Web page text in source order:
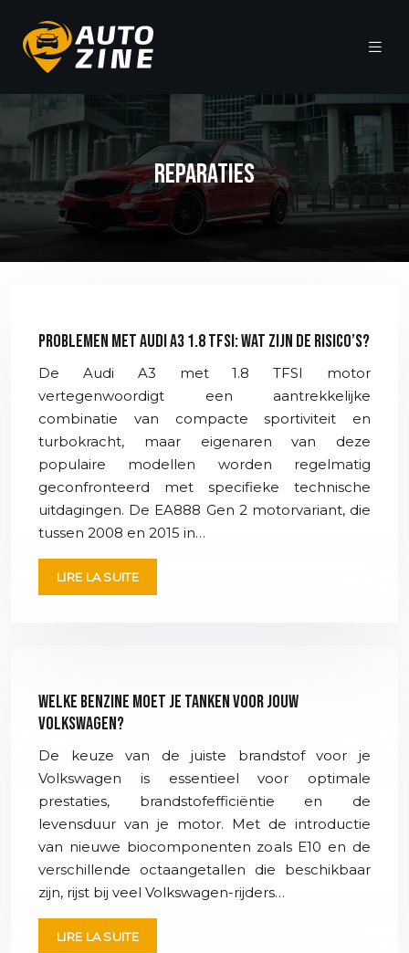
REPARATIES
Problemen met Audi A3 1.8 TFSI: wat zijn de risico’s?
De Audi A3 met 1.8 TFSI motor
vertegenwoordigt een aantrekkelijke
combinatie van compacte sportiviteit en
turbokracht, maar eigenaren van deze
populaire modellen worden regelmatig
geconfronteerd met specifieke technische
uitdagingen. De EA888 Gen 2 motorvariant, die
tussen 2008 en 2015 in…
LIRE LA SUITE
Welke benzine moet je tanken voor jouw
Volkswagen?
De keuze van de juiste brandstof voor je
Volkswagen is essentieel voor optimale
prestaties, brandstofefficiëntie en de
levensduur van je motor. Met de introductie
van nieuwe biocomponenten zoals E10 en de
verschillende octaangetallen die beschikbaar
zijn, rijst bij veel Volkswagen-rijders…
LIRE LA SUITE